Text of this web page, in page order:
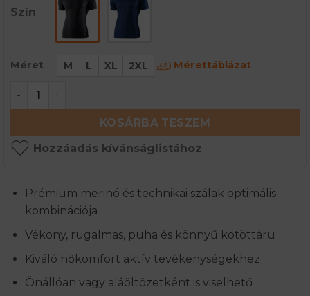
Szín
Méret M L XL 2XL Mérettáblázat
ACTIVE WOOL Férfi merinó gyapjú rövid ujjú
KOSÁRBA TESZEM
Hozzáadás kívánságlistához
Prémium merinó és technikai szálak optimális
kombinációja
Vékony, rugalmas, puha és könnyű kötöttáru
Kiváló hőkomfort aktív tevékenységekhez
Önállóan vagy aláöltözetként is viselhető